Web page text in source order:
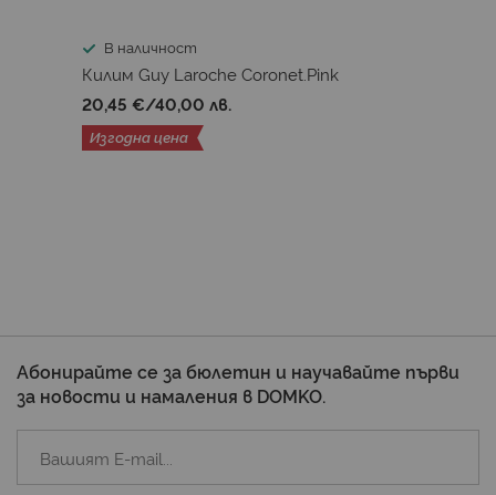
В наличност
Килим Guy Laroche Coronet.Pink
20,45 €/40,00 лв.
Изгодна цена
Абонирайте се за бюлетин и научавайте първи
за новости и намаления в DOMKO.